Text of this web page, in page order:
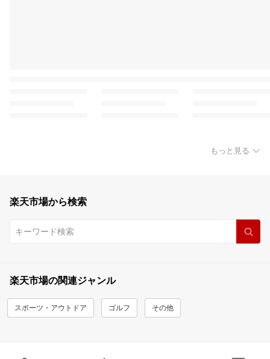
もっと見る
楽天市場から検索
楽天市場の関連ジャンル
スポーツ・アウトドア ゴルフ その他